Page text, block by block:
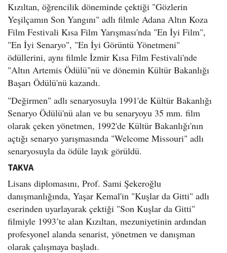
Kızıltan, öğrencilik döneminde çektiği "Gözlerin
Yeşilçamın Son Yangını" adlı filmle Adana Altın Koza
Film Festivali Kısa Film Yarışması'nda "En İyi Film",
"En İyi Senaryo", "En İyi Görüntü Yönetmeni"
ödüllerini, aynı filmle İzmir Kısa Film Festivali'nde
"Altın Artemis Ödülü"nü ve dönemin Kültür Bakanlığı
Başarı Ödülü'nü kazandı.
"Değirmen" adlı senaryosuyla 1991'de Kültür Bakanlığı
Senaryo Ödülü'nü alan ve bu senaryoyu 35 mm. film
olarak çeken yönetmen, 1992'de Kültür Bakanlığı'nın
açtığı senaryo yarışmasında "Welcome Missouri" adlı
senaryosuyla da ödüle layık görüldü.
TAKVA
Lisans diplomasını, Prof. Sami Şekeroğlu
danışmanlığında, Yaşar Kemal'in "Kuşlar da Gitti" adlı
eserinden uyarlayarak çektiği "Son Kuşlar da Gitti"
filmiyle 1993’te alan Kızıltan, mezuniyetinin ardından
profesyonel alanda senarist, yönetmen ve danışman
olarak çalışmaya başladı.